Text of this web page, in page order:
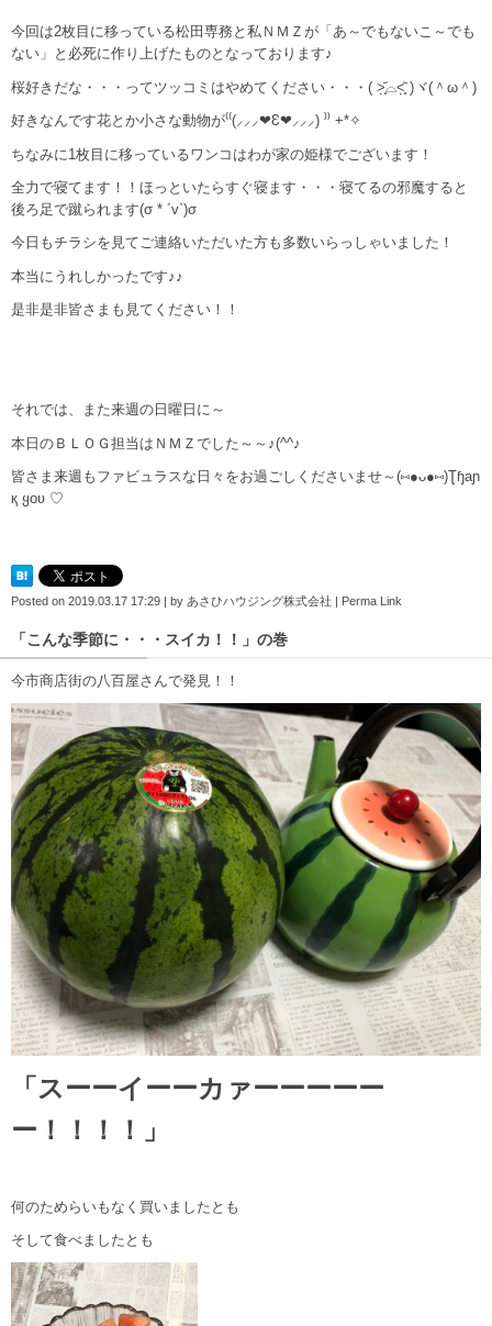
今回は2枚目に移っている松田専務と私ＮＭＺが「あ～でもないこ～でも
ない」と必死に作り上げたものとなっております♪
桜好きだな・・・ってツッコミはやめてください・・・( ˃̣̣̥᷄⌓˂̣̣̥᷅ )ヾ(＾ω＾)
好きなんです花とか小さな動物が⁽⁽(⸝⸝⸝❤︎Ɛ❤︎⸝⸝⸝) ⁾⁾ ​​​+*✧
ちなみに1枚目に移っているワンコはわが家の姫様でございます！
全力で寝てます！！ほっといたらすぐ寝ます・・・寝てるの邪魔すると
後ろ足で蹴られます(σ * ´v`)σ
今日もチラシを見てご連絡いただいた方も多数いらっしゃいました！
本当にうれしかったです♪♪
是非是非皆さまも見てください！！
それでは、また来週の日曜日に～
本日のＢＬＯＧ担当はＮＭＺでした～～♪(^^♪
皆さま来週もファビュラスな日々をお過ごしくださいませ～(⑅●ᴗ●⑅)Ʈɧaɲ
қ ყoʋ ♡
Posted on 2019.03.17 17:29 | by あさひハウジング株式会社 | Perma Link
「こんな季節に・・・スイカ！！」の巻
今市商店街の八百屋さんで発見！！
「スーーイーーカァーーーーー
ー！！！！」
何のためらいもなく買いましたとも
そして食べましたとも